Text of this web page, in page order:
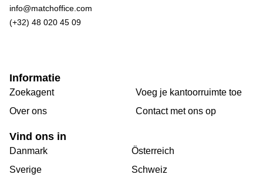
info@matchoffice.com
(+32) 48 020 45 09
Informatie
Zoekagent
Over ons
Voeg je kantoorruimte toe
Сontact met ons op
Vind ons in
Danmark
Sverige
Österreich
Schweiz